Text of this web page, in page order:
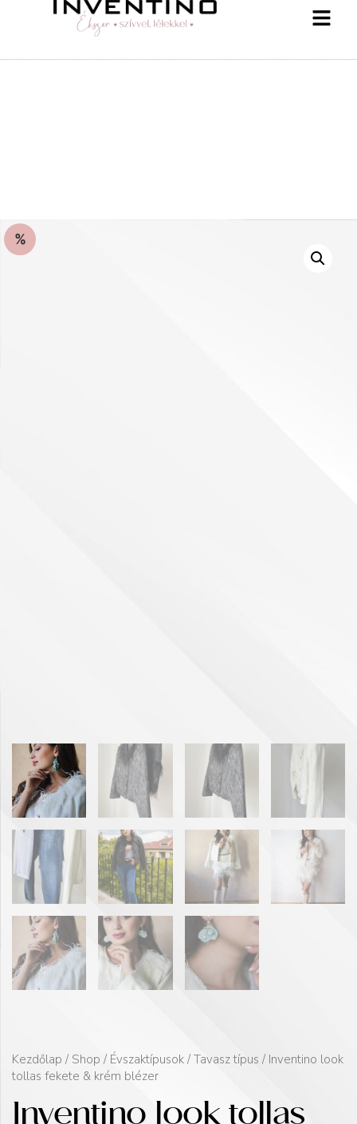
-25 % a webshopban! Kupon: summer25
%
Kezdőlap / Shop / Évszaktípusok / Tavasz típus / Inventino look
tollas fekete & krém blézer